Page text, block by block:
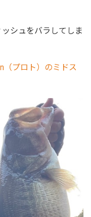
シュをバラしてしま
（プロト）のミドス